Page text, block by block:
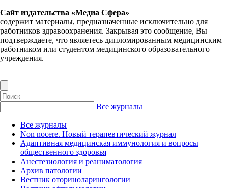
Сайт издательства «Медиа Сфера»
содержит материалы, предназначенные исключительно для
работников здравоохранения. Закрывая это сообщение, Вы
подтверждаете, что являетесь дипломированным медицинским
работником или студентом медицинского образовательного
учреждения.
Все журналы
Все журналы
Non nocere. Новый терапевтический журнал
Адаптивная медицинская иммунология и вопросы
общественного здоровья
Анестезиология и реаниматология
Архив патологии
Вестник оториноларингологии